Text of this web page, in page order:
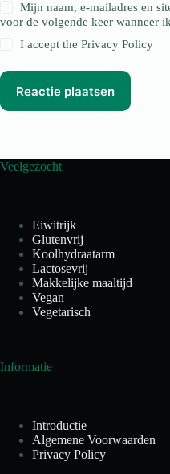
Mijn naam, e-mailadres en
voor de volgende keer wanneer
I accept thePrivacy Policy
Reactie plaatsen
Veelgezocht
Eiwitrijk
Glutenvrij
Koolhydraatarm
Lactosevrij
Makkelijke maaltijd
Vegan
Vegetarisch
Informatie
Introductie
Algemene Voorwaarden
Privacy Policy